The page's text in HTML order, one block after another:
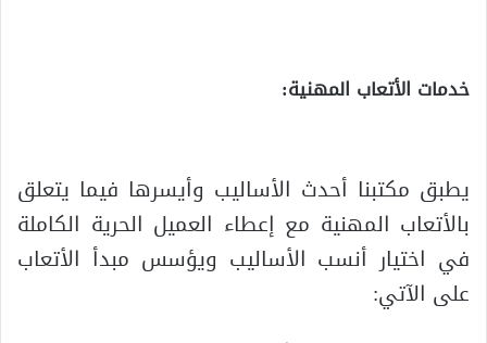
خدمات الأتعاب المهنية:
يطبق مكتبنا أحدث الأساليب وأيسرها فيما يتعلق
بالأتعاب المهنية مع إعطاء العميل الحرية الكاملة
في اختيار أنسب الأساليب ويؤسس مبدأ الأتعاب
على الآتي: